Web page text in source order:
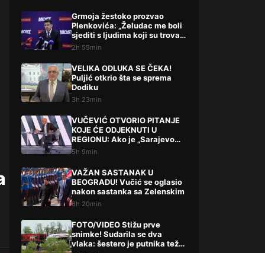
Grmoja žestoko prozvao
Plenkovića: „Želudac me boli
sjediti s ljudima koji su trovali
Liku“
2h 55min
VELIKA ODLUKA SE ČEKA!
Puljić otkrio šta se sprema
Dodiku
3h 23min
VUČEVIĆ OTVORIO PITANJE
KOJE ĆE ODJEKNUTI U
REGIONU: Ako je „Sarajevo
safari“ afera, zašto Vučića
5h 9min
VAŽAN SASTANAK U
BEOGRADU! Vučić se oglasio
nakon sastanka sa Zelenskim
6h 20min
FOTO/VIDEO Stižu prve
snimke! Sudarila se dva
vlaka: šestero je putnika teže,